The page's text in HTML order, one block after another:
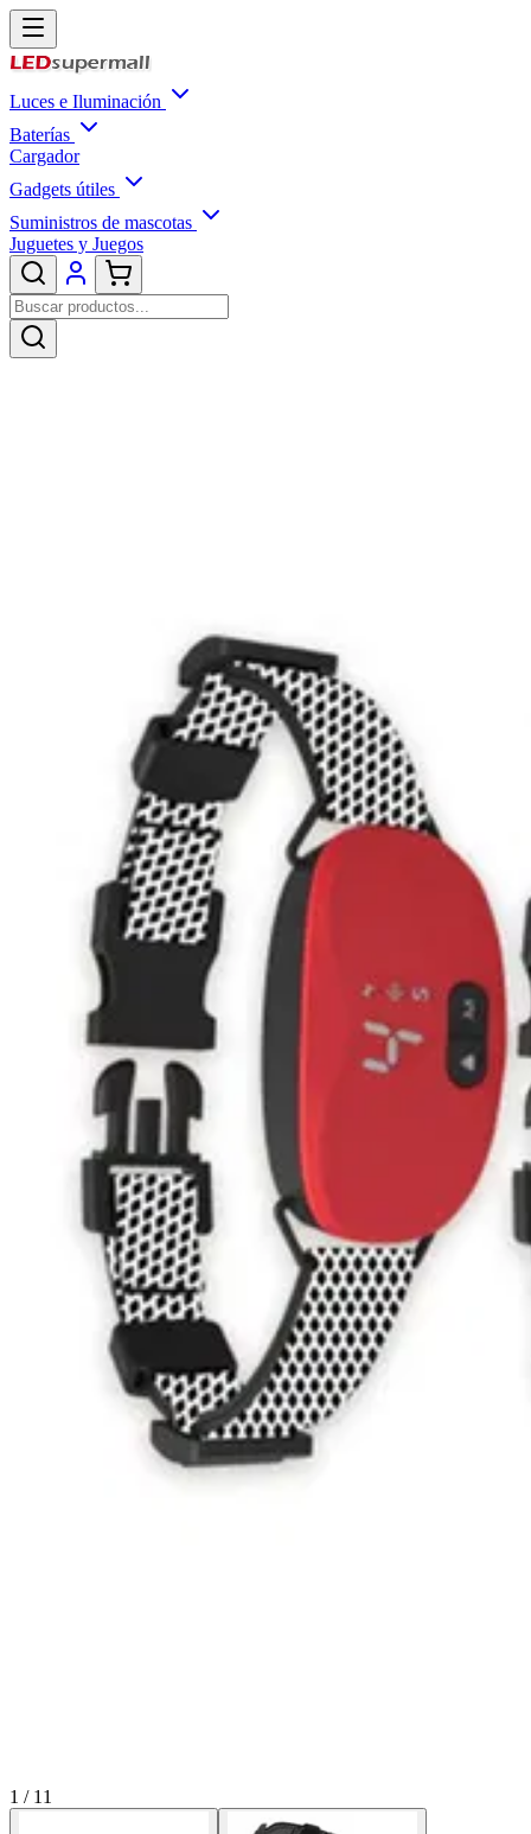
Luces e Iluminación
Baterías
Cargador
Gadgets útiles
Suministros de mascotas
Juguetes y Juegos
1 / 11